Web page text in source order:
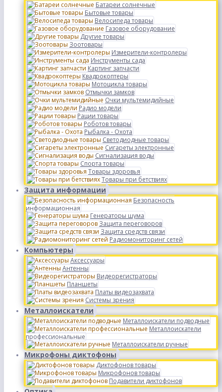
Батареи солнечные
Бытовые товары
Велосипеда товары
Газовое оборудование
Другие товары
Зоотовары
Измерители-контролеры
Инструменты сада
Картинг запчасти
Квадрокоптеры
Мотоцикла товары
Отмычки замков
Очки мультемидийные
Радио модели
Рации товары
Роботов товары
Рыбалка - Охота
Светодиодные товары
Сигареты электронные
Сигнализация воды
Спорта товары
Товары здоровья
Товары при бетствиях
Защита информации
Безопасность
информационная
Генераторы шума
Защита переговоров
Защита средств связи
Радиомониторинг сетей
Компьютеры
Аксессуары
Антенны
Видеорегистраторы
Планшеты
Платы видеозахвата
Системы зрения
Металлоискатели
Металлоискатели подводные
Металлоискатели
профессиональные
Металлоискатели ручные
Микрофоны диктофоны
Диктофонов товары
Микрофонов товары
Подавители диктофонов